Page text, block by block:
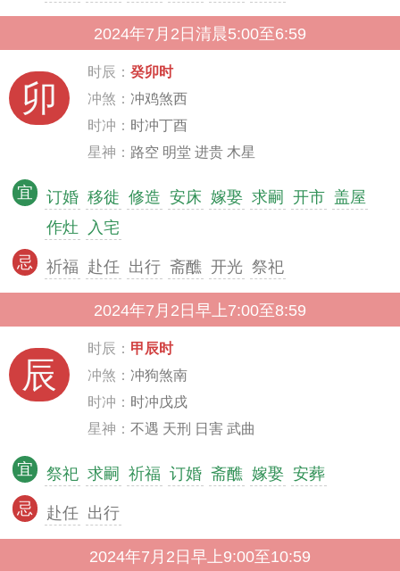
2024年7月2日清晨5:00至6:59
卯
时辰： 癸卯时
冲煞： 冲鸡煞西
时冲： 时冲丁酉
星神： 路空 明堂 进贵 木星
宜 订婚 移徙 修造 安床 嫁娶 求嗣 开市 盖屋
作灶
入宅
忌 祈福 赴任 出行 斋醮 开光 祭祀
2024年7月2日早上7:00至8:59
辰
时辰： 甲辰时
冲煞： 冲狗煞南
时冲： 时冲戊戌
星神： 不遇 天刑 日害 武曲
宜 祭祀 求嗣 祈福 订婚 斋醮 嫁娶 安葬
忌 赴任 出行
2024年7月2日早上9:00至10:59